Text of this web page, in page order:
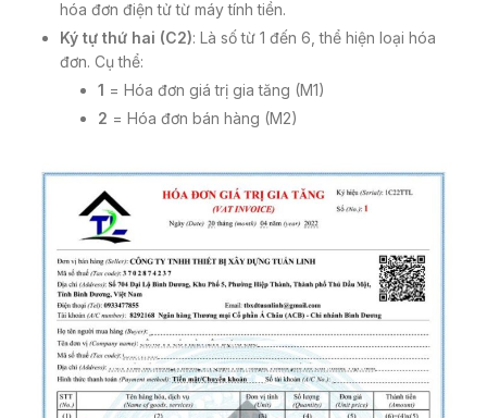
hóa đơn điện tử từ máy tính tiền.
Ký tự thứ hai (C2): Là số từ 1 đến 6, thể hiện loại hóa
đơn. Cụ thể:
1 = Hóa đơn giá trị gia tăng (M1)
2 = Hóa đơn bán hàng (M2)